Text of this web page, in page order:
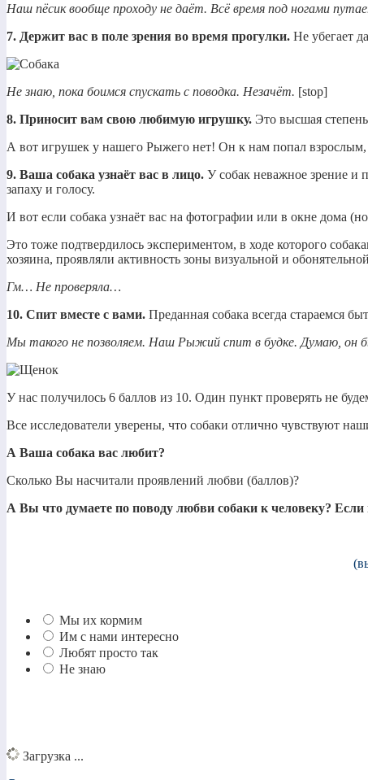
Наш пёсик вообще проходу не даёт. Всё время под ногами
7. Держит вас в поле зрения во время прогулки. Не убегает
Не знаю, пока боимся спускать с поводка. Незачёт. [stop]
8. Приносит вам свою любимую игрушку. Это высшая
А вот игрушек у нашего Рыжего нет! Он к нам попал взрослым,
9. Ваша собака узнаёт вас в лицо. У собак неважное зрение и
запаху и голосу.
И вот если собака узнаёт вас на фотографии или в окне дома
Это тоже подтвердилось экспериментом, в ходе которого
хозяина, проявляли активность зоны визуальной и
Гм… Не проверяла…
10. Спит вместе с вами. Преданная собака всегда стараемся
Мы такого не позволяем. Наш Рыжий спит в будке. Думаю, он
У нас получилось 6 баллов из 10. Один пункт проверять не
Все исследователи уверены, что собаки отлично чувствуют
А Ваша собака вас любит?
Сколько Вы насчитали проявлений любви (баллов)?
А Вы что думаете по поводу любви собаки к человеку?
Мы их кормим
Им с нами интересно
Любят просто так
Не знаю
Загрузка ...